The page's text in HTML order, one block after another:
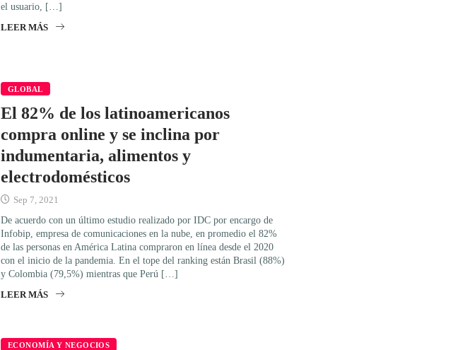
el usuario, […]
LEER MÁS
GLOBAL
El 82% de los latinoamericanos
compra online y se inclina por
indumentaria, alimentos y
electrodomésticos
Sep 7, 2021
De acuerdo con un último estudio realizado por IDC por encargo de
Infobip, empresa de comunicaciones en la nube, en promedio el 82%
de las personas en América Latina compraron en línea desde el 2020
con el inicio de la pandemia. En el tope del ranking están Brasil (88%)
y Colombia (79,5%) mientras que Perú […]
LEER MÁS
ECONOMÍA Y NEGOCIOS